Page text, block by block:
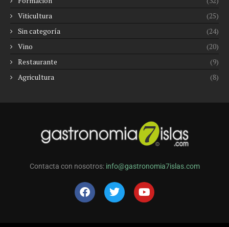
Viticultura
(25)
Sin categoría
(24)
Vino
(20)
Restaurante
(9)
Agricultura
(8)
Contacta con nosotros: info@gastronomia7islas.com